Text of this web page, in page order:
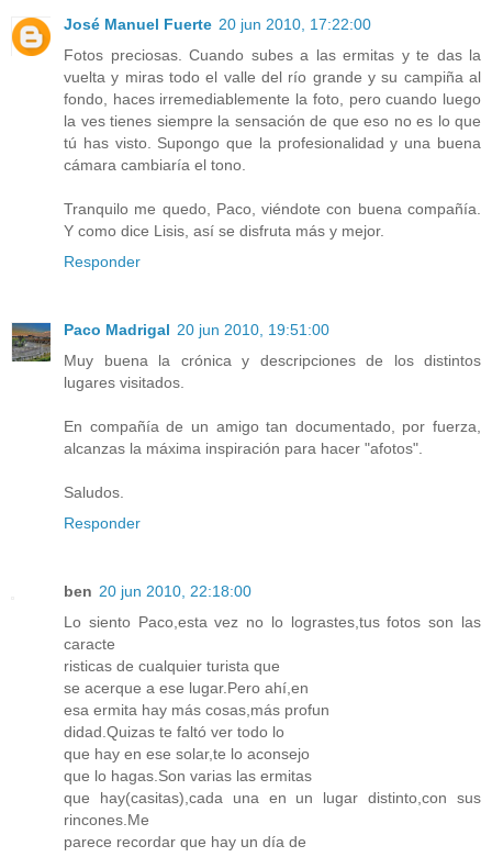
José Manuel Fuerte 20 jun 2010, 17:22:00
Fotos preciosas. Cuando subes a las ermitas y te das la
vuelta y miras todo el valle del río grande y su campiña al
fondo, haces irremediablemente la foto, pero cuando luego
la ves tienes siempre la sensación de que eso no es lo que
tú has visto. Supongo que la profesionalidad y una buena
cámara cambiaría el tono.
Tranquilo me quedo, Paco, viéndote con buena compañía.
Y como dice Lisis, así se disfruta más y mejor.
Responder
Paco Madrigal 20 jun 2010, 19:51:00
Muy buena la crónica y descripciones de los distintos
lugares visitados.
En compañía de un amigo tan documentado, por fuerza,
alcanzas la máxima inspiración para hacer "afotos".
Saludos.
Responder
ben 20 jun 2010, 22:18:00
Lo siento Paco,esta vez no lo lograstes,tus fotos son las
caracte
risticas de cualquier turista que
se acerque a ese lugar.Pero ahí,en
esa ermita hay más cosas,más profun
didad.Quizas te faltó ver todo lo
que hay en ese solar,te lo aconsejo
que lo hagas.Son varias las ermitas
que hay(casitas),cada una en un lugar distinto,con sus
rincones.Me
parece recordar que hay un día de